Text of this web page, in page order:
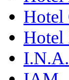
Hotel
Hotel
I.N.A.